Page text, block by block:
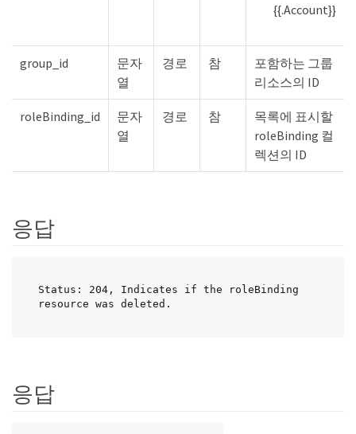
{{.Account}}
group_id
문자
열
경로 참
포함하는 그룹
리소스의 ID
roleBinding_id
문자
열
경로 참
목록에 표시할
roleBinding 컬
렉션의 ID
응답
Status: 204, Indicates if the roleBinding
resource was deleted.
응답